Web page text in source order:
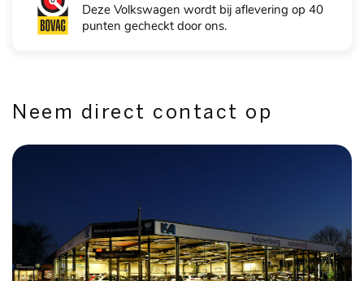
Deze Volkswagen wordt bij aflevering op 40
punten gecheckt door ons.
Neem direct contact op